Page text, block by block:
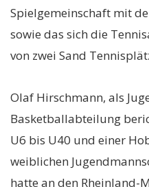
Spielgemeinschaft mit
sowie das sich die
von zwei Sand
Olaf Hirschmann, als
Basketballabteilung
U6 bis U40 und einer
weiblichen
hatte an den Rheinland-